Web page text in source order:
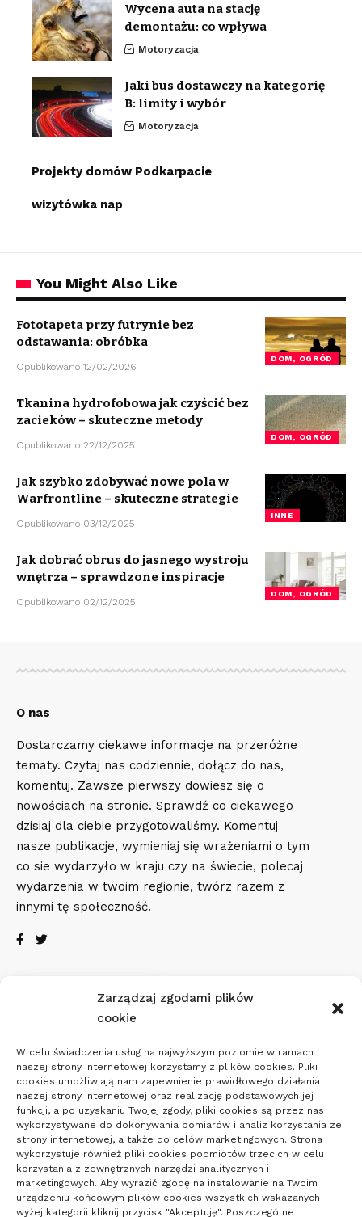
Zarządzaj zgodami plików
cookie
W celu świadczenia usług na najwyższym poziomie w ramach
naszej strony internetowej korzystamy z plików cookies. Pliki
cookies umożliwiają nam zapewnienie prawidłowego działania
naszej strony internetowej oraz realizację podstawowych jej
funkcji, a po uzyskaniu Twojej zgody, pliki cookies są przez nas
wykorzystywane do dokonywania pomiarów i analiz korzystania ze
strony internetowej, a także do celów marketingowych. Strona
wykorzystuje również pliki cookies podmiotów trzecich w celu
korzystania z zewnętrznych narzędzi analitycznych i
marketingowych. Aby wyrazić zgodę na instalowanie na Twoim
urządzeniu końcowym plików cookies wszystkich wskazanych
wyżej kategorii kliknij przycisk "Akceptuję". Poszczególne
Wycena auta na stację
demontażu: co wpływa
Motoryzacja
Jaki bus dostawczy na kategorię
B: limity i wybór
Motoryzacja
Projekty domów Podkarpacie
wizytówka nap
You Might Also Like
DOM, OGRÓD
Fototapeta przy futrynie bez
odstawania: obróbka
Opublikowano 12/02/2026
DOM, OGRÓD
Tkanina hydrofobowa jak czyścić bez
zacieków – skuteczne metody
Opublikowano 22/12/2025
INNE
Jak szybko zdobywać nowe pola w
Warfrontline – skuteczne strategie
Opublikowano 03/12/2025
DOM, OGRÓD
Jak dobrać obrus do jasnego wystroju
wnętrza – sprawdzone inspiracje
Opublikowano 02/12/2025
O nas
Dostarczamy ciekawe informacje na przeróżne
tematy. Czytaj nas codziennie, dołącz do nas,
komentuj. Zawsze pierwszy dowiesz się o
nowościach na stronie. Sprawdź co ciekawego
dzisiaj dla ciebie przygotowaliśmy. Komentuj
nasze publikacje, wymieniaj się wrażeniami o tym
co sie wydarzyło w kraju czy na świecie, polecaj
wydarzenia w twoim regionie, twórz razem z
innymi tę społeczność.
19
°C
Poznań
Zachmurzenie
Małe
_
53%
2
km/h